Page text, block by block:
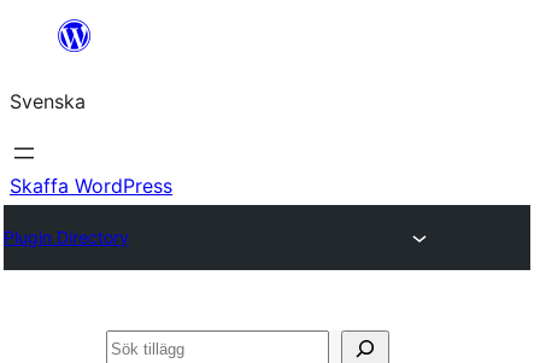
Hoppa
innehåll
Svenska
Skaffa WordPress
Plugin Directory
Sök